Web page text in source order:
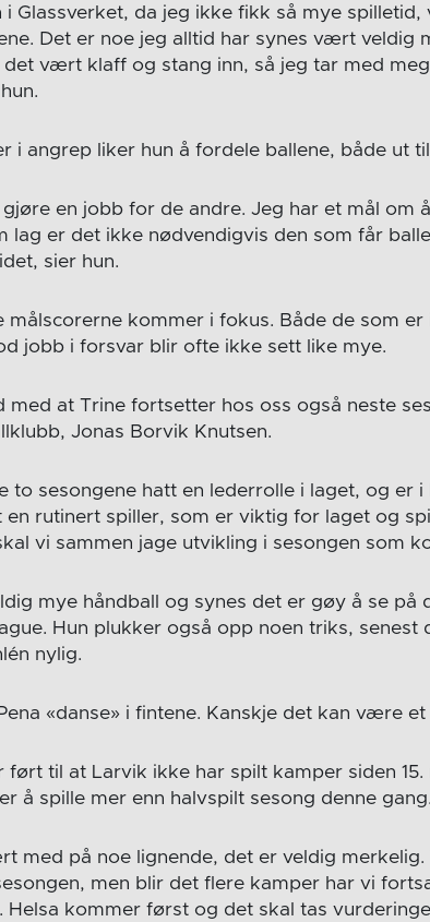
i Glassverket, da jeg ikke fikk så mye
Det er noe jeg alltid har synes vært veldig
det vært klaff og stang inn, så jeg tar med
i angrep liker hun å fordele ballene, både ut
en jobb for de andre. Jeg har et mål om
lag er det ikke nødvendigvis den som får
sier hun.
målscorerne kommer i fokus. Både de som
jobb i forsvar blir ofte ikke sett like mye.
med at Trine fortsetter hos oss også neste
Jonas Borvik Knutsen.
to sesongene hatt en lederrolle i laget, og er
en rutinert spiller, som er viktig for laget og
vi sammen jage utvikling i sesongen som
mye håndball og synes det er gøy å se på
Hun plukker også opp noen triks, senest
nylig.
«danse» i fintene. Kanskje det kan være
ført til at Larvik ikke har spilt kamper siden
å spille mer enn halvspilt sesong denne gang.
med på noe lignende, det er veldig
men blir det flere kamper har vi
Helsa kommer først og det skal tas